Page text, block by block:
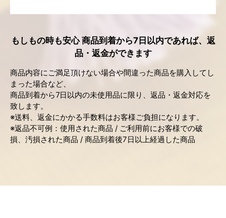
もしもの時も安心 商品到着から7日以内であれば、返
品・返金ができます
商品内容にご満足頂けない場合や間違った商品を購入してし
まった場合など、
商品到着から7日以内の未使用品に限り、返品・返金対応を
致します。
※送料、返金にかかる手数料はお客様ご負担になります。
※返品不可例：使用された商品 / ご利用前にお客様での破
損、汚損された商品 / 商品到着後7日以上経過した商品